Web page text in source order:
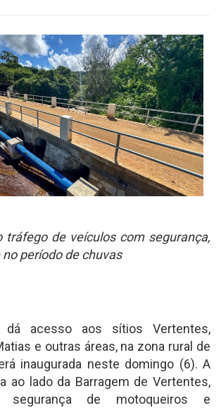
tráfego de veículos com segurança,
período de chuvas
acesso aos sítios Vertentes,
e outras áreas, na zona rural de
inaugurada neste domingo (6). A
ao lado da Barragem de Vertentes,
segurança de motoqueiros e